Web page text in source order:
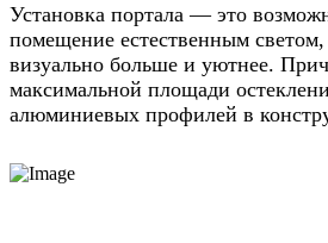
Установка портала — это
помещение естественным светом,
визуально больше и уютнее.
максимальной площади
алюминиевых профилей в